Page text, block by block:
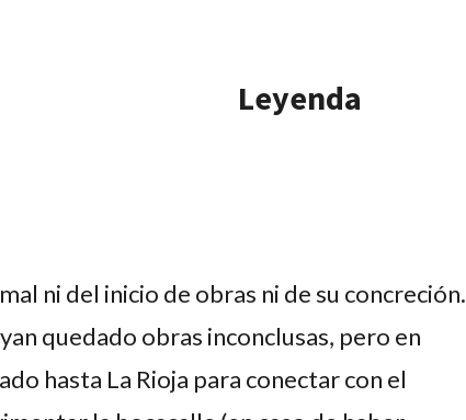
Leyenda
ni del inicio de obras ni de su concreción.
quedado obras inconclusas, pero en
hasta La Rioja para conectar con el